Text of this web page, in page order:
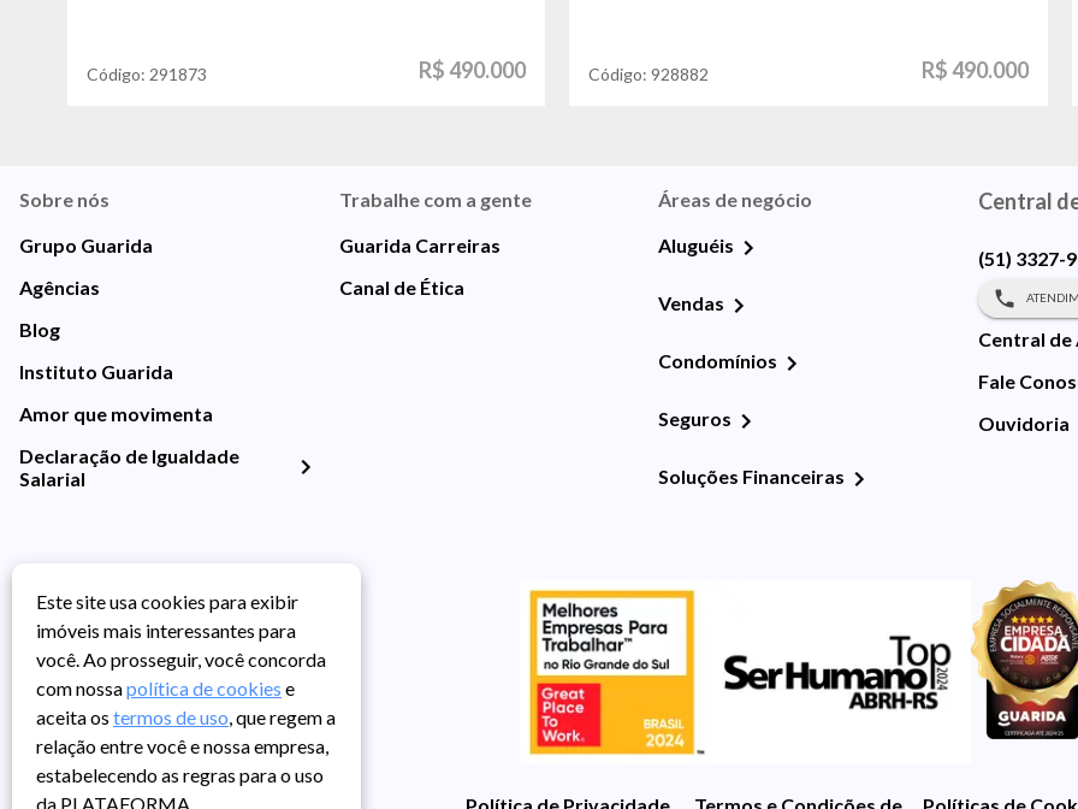
Código: 291873 R$ 490.000 Código:928882 R$ 490.000
Sobre nós
Grupo Guarida
Agências
Blog
Instituto Guarida
Amor que movimenta
Declaração de Igualdade
Salarial
Trabalhe com a gente
Guarida Carreiras
Canal de Ética
Áreas de negócio
Aluguéis
Vendas
Condomínios
Seguros
Soluções Financeiras
Central
(51) 3327-
Central de
Fale
Ouvidoria
Política de Privacidade Termos e Condições de UsoPolíticas de
Este site usa cookies para exibir
imóveis mais interessantes para
você. Ao prosseguir, você concorda
com nossapolítica de cookies e
aceita os termos de uso, que regem a
relação entre você e nossa empresa,
estabelecendo as regras para o uso
da PLATAFORMA.